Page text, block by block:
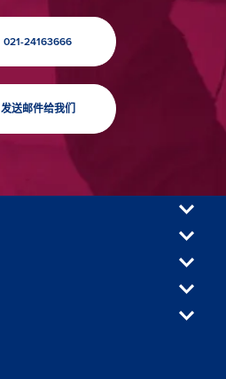
021-24163666
发送邮件给我们